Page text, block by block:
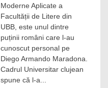
cunoscut
pe
Diego
Maradona:
„Eu,
personal,
Moderne Aplicate a
Facultății de Litere din
UBB, este unul dintre
puținii români care l-au
cunoscut personal pe
Diego Armando Maradona.
Cadrul Universitar clujean
spune că l-a...